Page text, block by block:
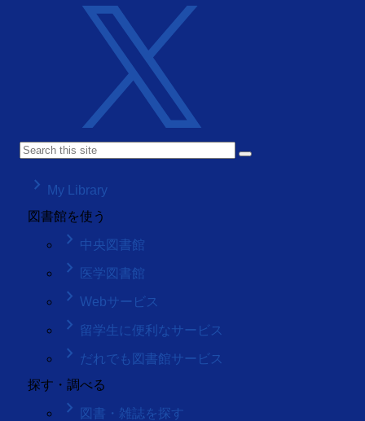
keyboard_arrow_right
My Library
図書館を使う
keyboard_arrow_right 中央図書館
keyboard_arrow_right 医学図書館
keyboard_arrow_right Webサービス
keyboard_arrow_right 留学生に便利なサービス
keyboard_arrow_right だれでも図書館サービス
探す・調べる
keyboard_arrow_right 図書・雑誌を探す